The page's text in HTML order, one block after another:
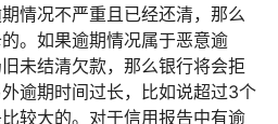
情况不严重且已经还清，那么
。如果逾期情况属于恶意逾
未结清欠款，那么银行将会拒
逾期时间过长，比如说超过3个
较大的。对于信用报告中有逾